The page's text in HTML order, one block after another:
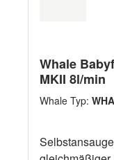
Whale
MKII 8l/min
Whale Typ: